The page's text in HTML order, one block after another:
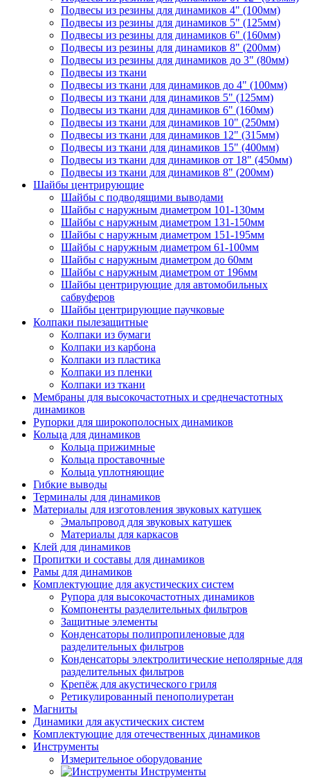
Подвесы из резины для динамиков 4" (100мм)
Подвесы из резины для динамиков 5" (125мм)
Подвесы из резины для динамиков 6" (160мм)
Подвесы из резины для динамиков 8" (200мм)
Подвесы из резины для динамиков до 3" (80мм)
Подвесы из ткани
Подвесы из ткани для динамиков до 4" (100мм)
Подвесы из ткани для динамиков 5" (125мм)
Подвесы из ткани для динамиков 6" (160мм)
Подвесы из ткани для динамиков 10" (250мм)
Подвесы из ткани для динамиков 12" (315мм)
Подвесы из ткани для динамиков 15" (400мм)
Подвесы из ткани для динамиков от 18" (450мм)
Подвесы из ткани для динамиков 8" (200мм)
Шайбы центрирующие
Шайбы с подводящими выводами
Шайбы с наружным диаметром 101-130мм
Шайбы с наружным диаметром 131-150мм
Шайбы с наружным диаметром 151-195мм
Шайбы с наружным диаметром 61-100мм
Шайбы с наружным диаметром до 60мм
Шайбы с наружным диаметром от 196мм
Шайбы центрирующие для автомобильных
сабвуферов
Шайбы центрирующие паучковые
Колпаки пылезащитные
Колпаки из бумаги
Колпаки из карбона
Колпаки из пластика
Колпаки из пленки
Колпаки из ткани
Мембраны для высокочастотных и среднечастотных
динамиков
Рупорки для широкополосных динамиков
Кольца для динамиков
Кольца прижимные
Кольца проставочные
Кольца уплотняющие
Гибкие выводы
Терминалы для динамиков
Материалы для изготовления звуковых катушек
Эмальпровод для звуковых катушек
Материалы для каркасов
Клей для динамиков
Пропитки и составы для динамиков
Рамы для динамиков
Комплектующие для акустических систем
Рупора для высокочастотных динамиков
Компоненты разделительных фильтров
Защитные элементы
Конденсаторы полипропиленовые для
разделительных фильтров
Конденсаторы электролитические неполярные для
разделительных фильтров
Крепёж для акустического гриля
Ретикулированный пенополиуретан
Магниты
Динамики для акустических систем
Комплектующие для отечественных динамиков
Инструменты
Измерительное оборудование
Инструменты